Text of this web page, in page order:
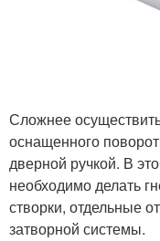
Сложнее
оснащенного
дверной ручкой. В
необходимо делать
створки, отдельные
затворной системы.